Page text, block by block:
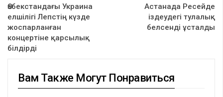
Өзбекстандағы Украина
елшілігі Лепстің күзде
жоспарланған
концертіне қарсылық
білдірді
Астанада Ресейде
іздеудегі тулалық
белсенді ұсталды
Вам Также Могут Понравиться